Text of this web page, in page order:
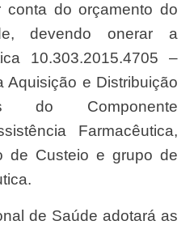
conta do orçamento do
devendo onerar a
10.303.2015.4705 –
Aquisição e Distribuição
do Componente
Farmacêutica,
de Custeio e grupo de